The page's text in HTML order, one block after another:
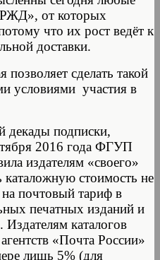
от которых
что их рост ведёт к
доставки.
позволяет сделать такой
условиями участия в
декады подписки,
2016 года ФГУП
издателям «своего»
каталожную стоимость не
почтовый тариф в
печатных изданий и
каталогов
«Почта России»
лишь 5% (для